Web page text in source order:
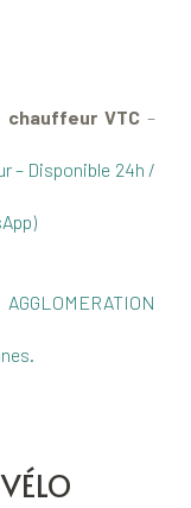
chauffeur VTC –
– Disponible 24h /
AGGLOMERATION